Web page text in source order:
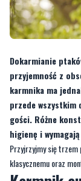
Dokarmianie
przyjemność z
przede wszystkim
gości. Różne
higienę i
Przyjrzyjmy się trzem
klasycznemu oraz
Karmnik
higiena
Karmnik